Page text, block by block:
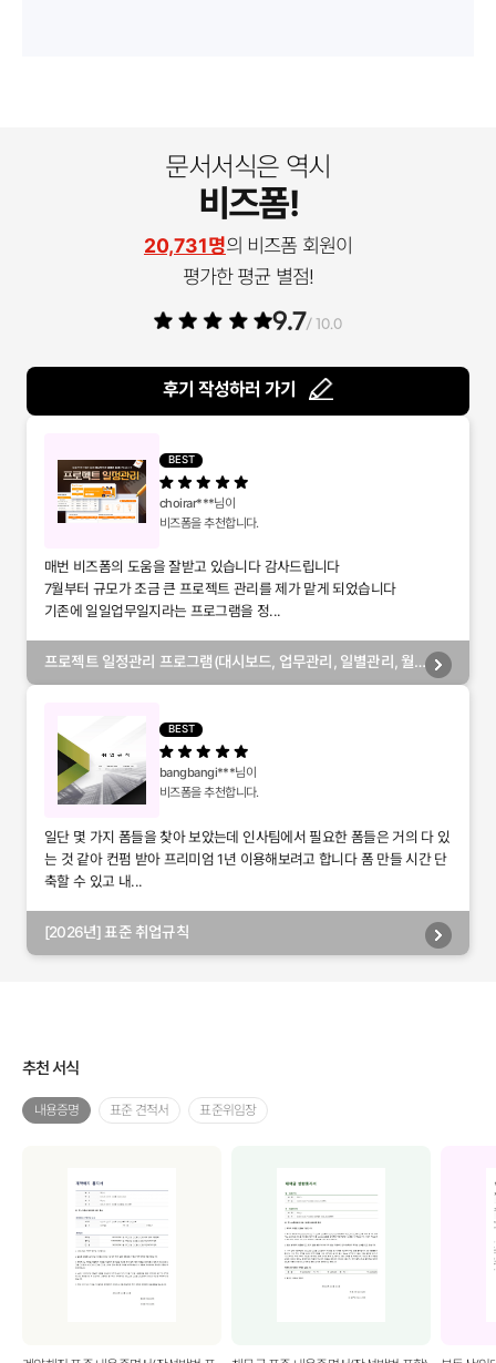
문서서식은 역시
비즈폼!
20,731명의 비즈폼 회원이
평가한 평균 별점!
9.7/ 10.0
후기 작성하러 가기
BEST
choirar***님이
비즈폼을 추천합니다.
매번 비즈폼의 도움을 잘받고 있습니다 감사드립니다
7월부터 규모가 조금 큰 프로젝트 관리를 제가 맡게 되었습니다
기존에 일일업무일지라는 프로그램을 정...
프로젝트 일정관리 프로그램(대시보드, 업무관리, 일별관리, 월
BEST
bangbangi***님이
비즈폼을 추천합니다.
일단 몇 가지 폼들을 찾아 보았는데 인사팀에서 필요한 폼들은 거의 다 있
는 것 같아 컨펌 받아 프리미엄 1년 이용해보려고 합니다 폼 만들 시간 단
축할 수 있고 내...
[2026년] 표준 취업규칙
추천 서식
내용증명 표준 견적서 표준위임장